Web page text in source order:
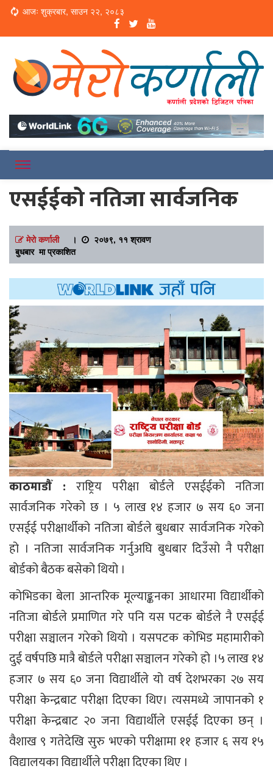
Loading...
आजः शुक्रबार, साउन २२, २०८३
Merokarnali
एसईईको नतिजा सार्वजनिक
मेरो कर्णाली।
२०७९, ११ श्रावण
बुधबार मा प्रकाशित
काठमाडौँ : राष्ट्रिय परीक्षा बोर्डले एसईईको नतिजा
सार्वजनिक गरेको छ । ५ लाख १४ हजार ७ सय ६० जना
एसईई परीक्षार्थीको नतिजा बोर्डले बुधबार सार्वजनिक गरेको
हो । नतिजा सार्वजनिक गर्नुअघि बुधबार दिउँसो नै परीक्षा
बोर्डको बैठक बसेको थियो ।
कोभिडका बेला आन्तरिक मूल्याङ्कनका आधारमा विद्यार्थीको
नतिजा बोर्डले प्रमाणित गरे पनि यस पटक बोर्डले नै एसईई
परीक्षा सञ्चालन गरेको थियो । यसपटक कोभिड महामारीको
दुई वर्षपछि मात्रै बोर्डले परीक्षा सञ्चालन गरेको हो ।५ लाख १४
हजार ७ सय ६० जना विद्यार्थीले यो वर्ष देशभरका २७ सय
परीक्षा केन्द्रबाट परीक्षा दिएका थिए। त्यसमध्ये जापानको १
परीक्षा केन्द्रबाट २० जना विद्यार्थीले एसईई दिएका छन् ।
वैशाख ९ गतेदेखि सुरु भएको परीक्षामा ११ हजार ६ सय १५
विद्यालयका विद्यार्थीले परीक्षा दिएका थिए ।